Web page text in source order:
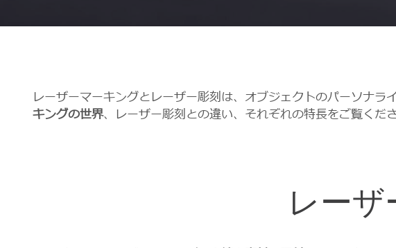
レーザーマーキングとレーザー彫刻は、オブジェクトのパーソナラ
キングの世界、レーザー彫刻との違い、それぞれの特長をご覧くださ
レー